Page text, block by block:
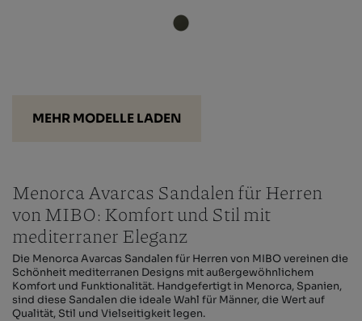
MEHR MODELLE LADEN
Menorca Avarcas Sandalen für Herren
von MIBO: Komfort und Stil mit
mediterraner Eleganz
Die Menorca Avarcas Sandalen für Herren von MIBO vereinen die
Schönheit mediterranen Designs mit außergewöhnlichem
Komfort und Funktionalität. Handgefertigt in Menorca, Spanien,
sind diese Sandalen die ideale Wahl für Männer, die Wert auf
Qualität, Stil und Vielseitigkeit legen.